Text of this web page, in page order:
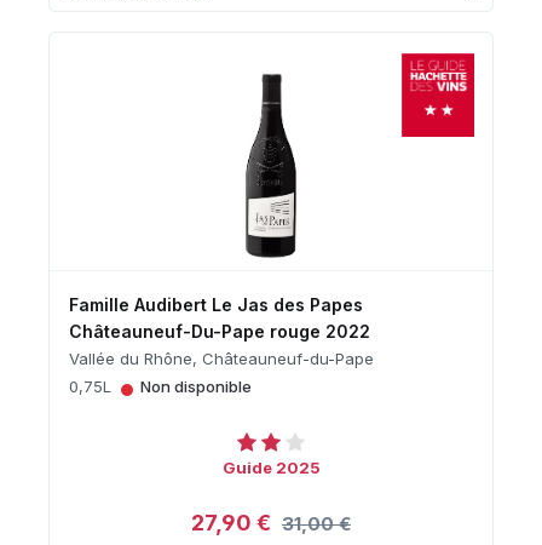
Famille Audibert Le Jas des Papes
Châteauneuf-Du-Pape rouge 2022
Vallée du Rhône, Châteauneuf-du-Pape
0,75L
• Non disponible
Guide 2025
27,90 € 31,00 €